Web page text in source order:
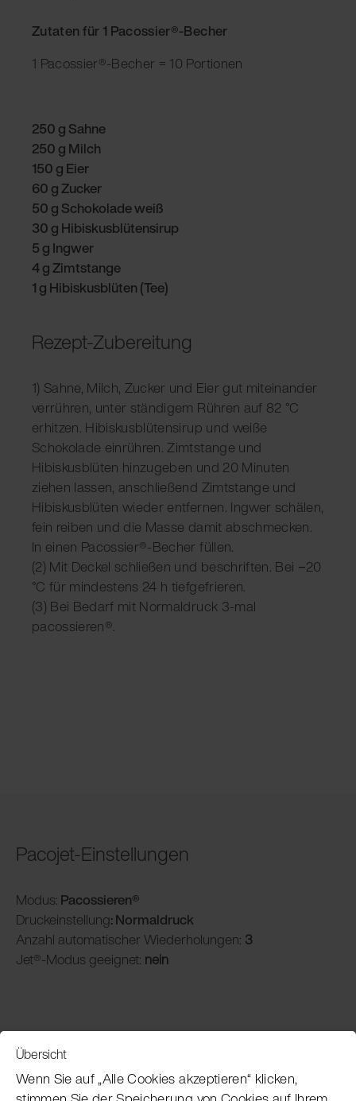
Zutaten für 1 Pacossier®-Becher
1 Pacossier®-Becher = 10 Portionen
250 g Sahne
250 g Milch
150 g Eier
60 g Zucker
50 g Schokolade weiß
30 g Hibiskusblütensirup
5 g Ingwer
4 g Zimtstange
1 g Hibiskusblüten (Tee)
Rezept-Zubereitung
1) Sahne, Milch, Zucker und Eier gut miteinander
verrühren, unter ständigem Rühren auf 82 °C
erhitzen. Hibiskusblütensirup und weiße
Schokolade einrühren. Zimtstange und
Hibiskusblüten hinzugeben und 20 Minuten
ziehen lassen, anschließend Zimtstange und
Hibiskusblüten wieder entfernen. Ingwer schälen,
fein reiben und die Masse damit abschmecken.
In einen Pacossier®-Becher füllen.
(2) Mit Deckel schließen und beschriften. Bei −20
°C für mindestens 24 h tiefgefrieren.
(3) Bei Bedarf mit Normaldruck 3-mal
pacossieren®.
Pacojet-Einstellungen
Modus: Pacossieren®
Druckeinstellung: Normaldruck
Anzahl automatischer Wiederholungen: 3
Jet®-Modus geeignet: nein
Übersicht
Wenn Sie auf „Alle Cookies akzeptieren“ klicken,